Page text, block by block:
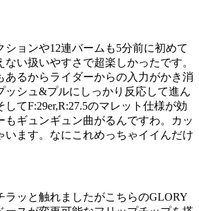
ションや12連バームも5分前に初めて
い扱いやすさで超楽しかったです。
あるからライダーからの入力がかき消
ッシュ&プルにしっかり反応して進ん
てF:29er,R:27.5のマレット仕様が効
もギュンギュン曲がるんですわ。カッ
います。なにこれめっちゃイイんだけ
ラッと触れましたがこちらのGLORY